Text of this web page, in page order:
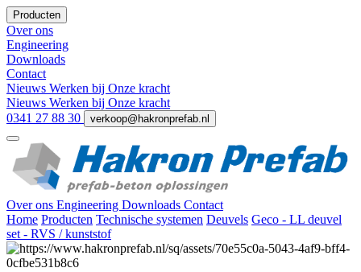
Producten
Over ons
Engineering
Downloads
Contact
Nieuws Werken bij Onze kracht
Nieuws Werken bij Onze kracht
0341 27 88 30
verkoop@hakronprefab.nl
Over ons Engineering Downloads Contact
Home Producten Technische systemen Deuvels Geco - LL deuvel
set - RVS / kunststof